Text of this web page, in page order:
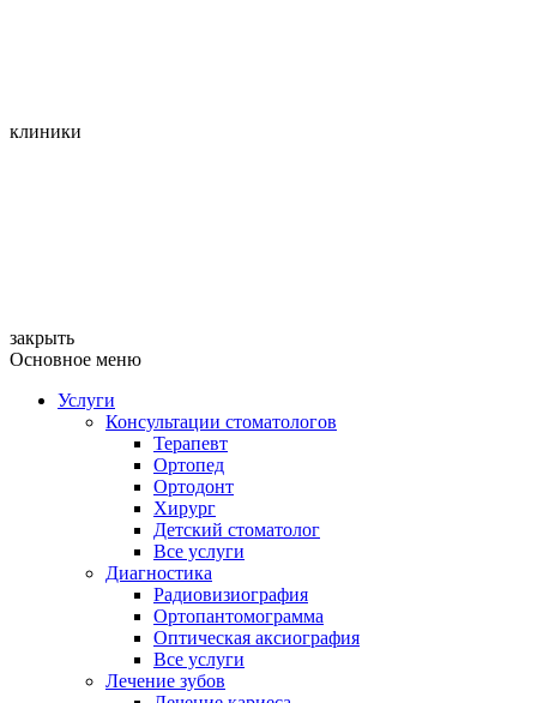
клиники
закрыть
Основное меню
Услуги
Консультации стоматологов
Терапевт
Ортопед
Ортодонт
Хирург
Детский стоматолог
Все услуги
Диагностика
Радиовизиография
Ортопантомограмма
Оптическая аксиография
Все услуги
Лечение зубов